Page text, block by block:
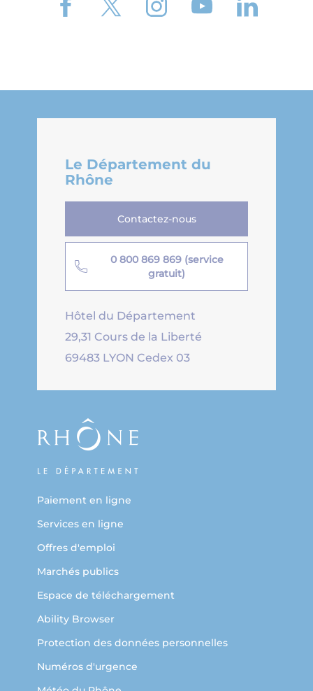
Paiement en ligne
Services en ligne
Offres d'emploi
Marchés publics
Espace de téléchargement
Ability Browser
Protection des données personnelles
Numéros d'urgence
Le Département du
Rhône
Contactez-nous
0 800 869 869 (service
gratuit)
Hôtel du Département
29,31 Cours de la Liberté
69483 LYON Cedex 03